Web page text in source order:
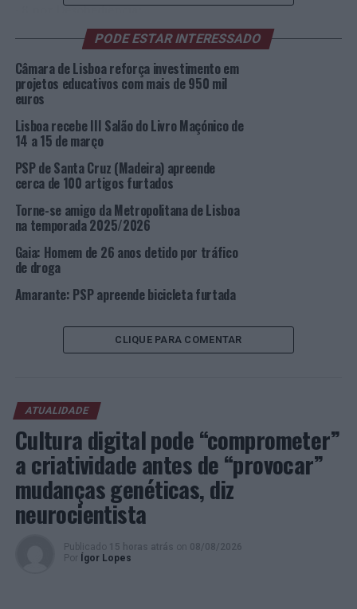
· 8 por Desobediência;
· 3 por Resistência e coação sob funcionário;
· 2 por Detenção ou tráfico de armas proibidas;
· 9 por Outros;
· 16 por Mandados.
No âmbito da sua atividade operacional, o Comando
Metropolitano de Lisboa da PSP retirou das ruas da sua
área, cerca de 34.961,180 doses individuais de haxixe,
30,9 doses individuais de heroína, 162,15 doses de
cocaína. Foram, ainda, apreendidas uma arma de fogo e
Grande parte das intervenções policiais e das detenções
Foto: DR.
TÓPICOS RELACIONADOS: CRIMINALIDADE
DESTAQUE
LISBOA
PRÓXIMO
Sintra recebe exposição de cidades e lugares de Camilo
Castelo Branco
PODE ESTAR INTERESSADO
Câmara de Lisboa reforça investimento em
projetos educativos com mais de 950 mil
euros
Lisboa recebe III Salão do Livro Maçónico de
14 a 15 de março
PSP de Santa Cruz (Madeira) apreende
cerca de 100 artigos furtados
Torne-se amigo da Metropolitana de Lisboa
na temporada 2025/2026
Gaia: Homem de 26 anos detido por tráfico
de droga
Amarante: PSP apreende bicicleta furtada
CLIQUE PARA COMENTAR
ATUALIDADE
Cultura digital pode “comprometer”
a criatividade antes de “provocar”
mudanças genéticas, diz
neurocientista
Publicado 15 horas atrás on 08/08/2026
Por
Ígor Lopes